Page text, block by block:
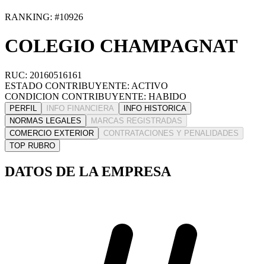
RANKING: #10926
COLEGIO CHAMPAGNAT
RUC: 20160516161
ESTADO CONTRIBUYENTE: ACTIVO
CONDICION CONTRIBUYENTE: HABIDO
PERFIL INFO FINANCIERA
INFO HISTORICA
NORMAS LEGALES
MARCAS REGISTRADAS
COMERCIO EXTERIOR
CONTRATACIONES Y PENALIDADES
TOP RUBRO
DATOS DE LA EMPRESA